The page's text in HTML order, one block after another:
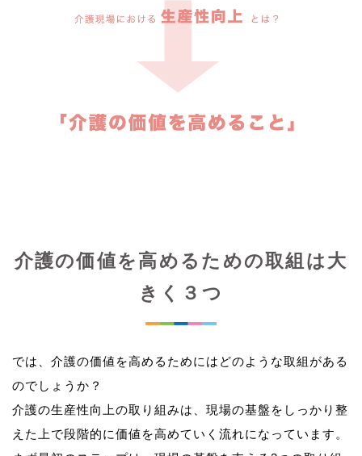
介護の価値を高めるための取組は大
きく３つ
では、介護の価値を高めるためにはどのような取組がある
のでしょうか？
介護の生産性向上の取り組みは、現場の基盤をしっかり整
えた上で段階的に価値を高めていく流れになっています。